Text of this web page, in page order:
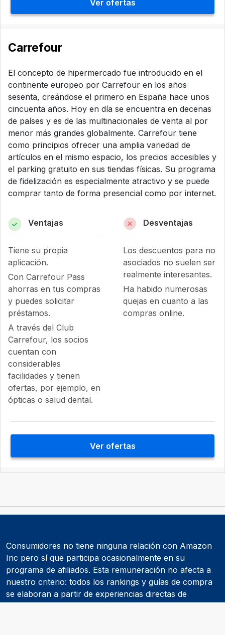
Ver ofertas
Carrefour
El concepto de hipermercado fue introducido en el
continente europeo por Carrefour en los años
sesenta, creándose el primero en España hace unos
cincuenta años. Hoy en día se encuentra en decenas
de países y es de las multinacionales de venta al por
menor más grandes globalmente. Carrefour tiene
como principios ofrecer una amplia variedad de
artículos en el mismo espacio, los precios accesibles y
el parking gratuito en sus tiendas físicas. Su programa
de fidelización es especialmente atractivo y se puede
comprar tanto de forma presencial como por internet.
Ventajas
Tiene su propia
aplicación.
Con Carrefour Pass
ahorras en tus compras
y puedes solicitar
préstamos.
A través del Club
Carrefour, los socios
cuentan con
considerables
facilidades y tienen
ofertas, por ejemplo, en
ópticas o salud dental.
Desventajas
Los descuentos para no
asociados no suelen ser
realmente interesantes.
Ha habido numerosas
quejas en cuanto a las
compras online.
Ver ofertas
Consumidores no tiene ninguna relación con Amazon
Inc pero sí que participa ocasionalmente en su
programa de afiliados. Esta remuneración no afecta a
nuestro criterio: todos los rankings y guías de compra
se elaboran a partir de experiencias directas de
consumidores y de informes realizados por